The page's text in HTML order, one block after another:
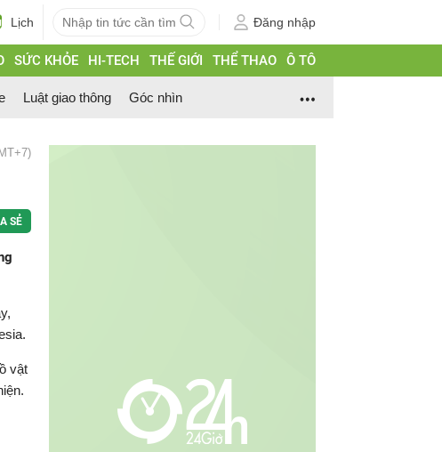
Lịch Đăng nhập
SỨC KHỎE HI-TECH THẾ GIỚI THỂ THAO Ô TÔ
Luật giao thông Góc nhìn
SẺ
vật